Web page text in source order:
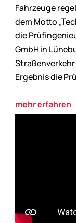
Fahrzeuge
dem Motto
die
GmbH in
Ergebnis die
mehr erfahren